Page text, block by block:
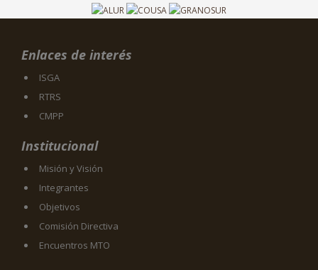
Enlaces de interés
ISGA
RTRS
CMPP
Institucional
Misión y Visión
Integrantes
Objetivos
Comisión Directiva
Encuentros MTO